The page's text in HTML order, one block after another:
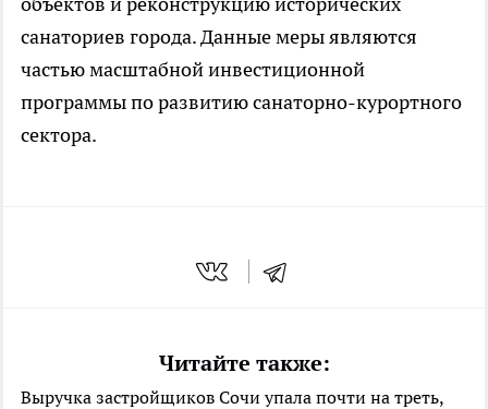
санаториев города. Данные меры являются
частью масштабной инвестиционной
программы по развитию санаторно-курортного
сектора.
Читайте также:
Выручка застройщиков Сочи упала почти на треть,